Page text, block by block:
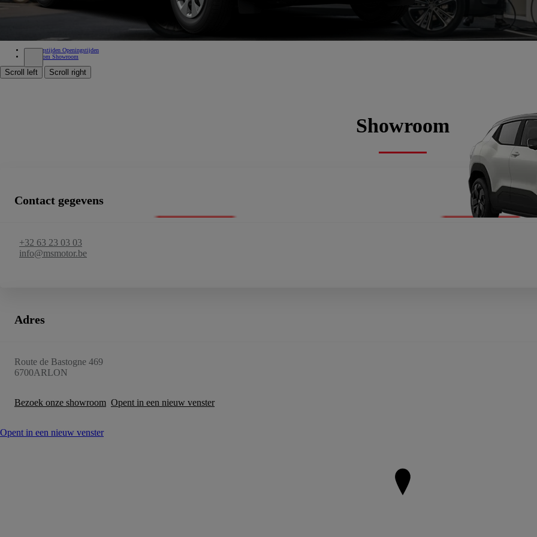
Goedgekeurde verkoop, Goedgekeurde dienst na verkoop, Erkend carrosseriebedrijf, Zakencentrum, Spuiterij, Tweedehandswagens
Openingstijden Openingstijden
Showroom Showroom
Scroll left Scroll right
Showroom
Contact gegevens
+32 63 23 03 03
info@msmotor.be
Adres
Route de Bastogne 469
6700ARLON
Bezoek onze showroom Opent in een nieuw venster
Opent in een nieuw venster